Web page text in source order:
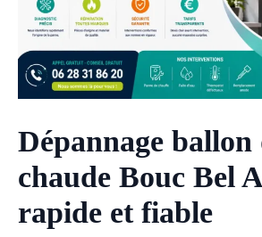
Dépannage ballon
chaude Bouc Bel
rapide et fiable